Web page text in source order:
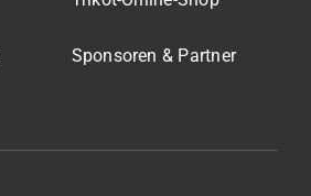
Sponsoren & Partner